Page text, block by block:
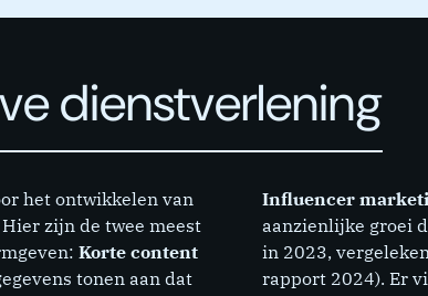
dienstverlening
het ontwikkelen van
zijn de twee meest
Korte content
tonen aan dat
Influencer
aanzienlijke groei
in 2023,
rapport 2024). Er